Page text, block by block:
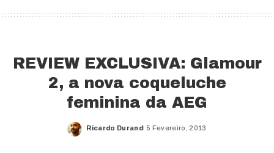
REVIEW EXCLUSIVA: Glamour
2, a nova coqueluche
feminina da AEG
Posted
Ricardo Durand 5 Fevereiro, 2013